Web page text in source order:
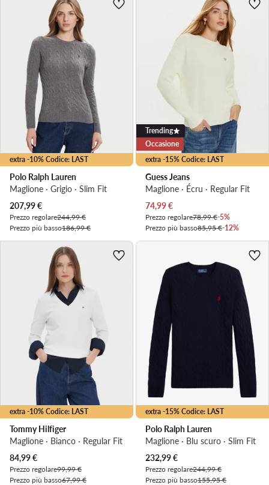
extra -10% Codice: LAST
Polo Ralph Lauren
Maglione · Grigio · Slim Fit
Prezzo attuale
207,99€
Prezzo regolare244,99 €
Prezzo più basso186,99 €
extra -15% Codice: LAST
Trending
Occasione
Guess Jeans
Maglione · Écru · Regular Fit
Prezzo attuale
74,99€
Prezzo regolare78,99 €-5%
Prezzo più basso85,95 €-12%
extra -10% Codice: LAST
Tommy Hilfiger
Maglione · Bianco · Regular Fit
Prezzo attuale
84,99€
Prezzo regolare99,99 €
Prezzo più basso67,99 €
extra -15% Codice: LAST
Polo Ralph Lauren
Maglione · Blu scuro · Slim Fit
Prezzo attuale
232,99€
Prezzo regolare244,99 €
Prezzo più basso155,95 €